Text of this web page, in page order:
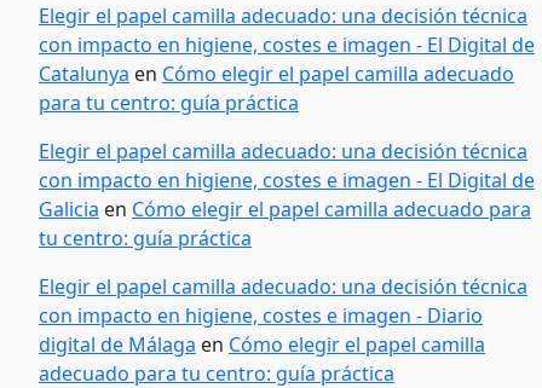
Elegir el papel camilla adecuado: una decisión técnica
con impacto en higiene, costes e imagen - El Digital de
Catalunya en Cómo elegir el papel camilla adecuado
para tu centro: guía práctica
Elegir el papel camilla adecuado: una decisión técnica
con impacto en higiene, costes e imagen - El Digital de
Galicia en Cómo elegir el papel camilla adecuado para
tu centro: guía práctica
Elegir el papel camilla adecuado: una decisión técnica
con impacto en higiene, costes e imagen - Diario
digital de Málaga en Cómo elegir el papel camilla
adecuado para tu centro: guía práctica